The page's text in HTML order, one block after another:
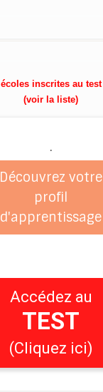
écoles inscrites au test
(voir la liste)
.
Découvrez votre
profil
d'apprentissage
Accédez au
TEST
(Cliquez ici)